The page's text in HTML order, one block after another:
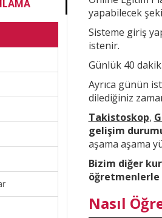
yapabilecek
Sisteme giriş
istenir.
Günlük 40
Ayrıca günün
dilediğiniz
Takistoskop,
gelişim
aşama aşama
Bizim diğer
Nasıl